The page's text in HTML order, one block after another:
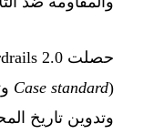
حصلت Guardrails 2.0 على شهادة
Case standard
)
وتدوين تاريخ